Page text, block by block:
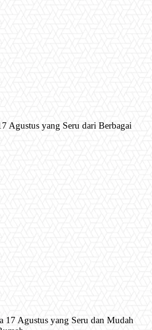
Agustus yang Seru dari Berbagai
17 Agustus yang Seru dan Mudah